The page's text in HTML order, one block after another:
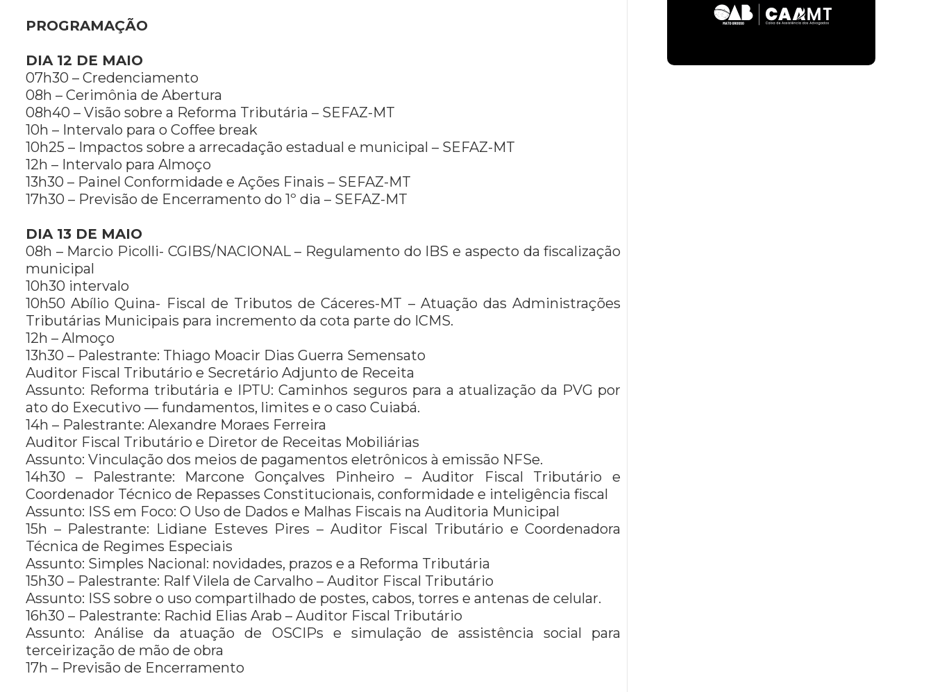
PROGRAMAÇÃO
DIA 12 DE MAIO
07h30 – Credenciamento
08h – Cerimônia de Abertura
08h40 – Visão sobre a Reforma Tributária – SEFAZ-MT
10h – Intervalo para o Coffee break
10h25 – Impactos sobre a arrecadação estadual e municipal – SEFAZ-MT
12h – Intervalo para Almoço
13h30 – Painel Conformidade e Ações Finais – SEFAZ-MT
17h30 – Previsão de Encerramento do 1º dia – SEFAZ-MT
DIA 13 DE MAIO
08h – Marcio Picolli- CGIBS/NACIONAL – Regulamento do IBS e aspecto da fiscalização
municipal
10h30 intervalo
10h50 Abílio Quina- Fiscal de Tributos de Cáceres-MT – Atuação das Administrações
Tributárias Municipais para incremento da cota parte do ICMS.
12h – Almoço
13h30 – Palestrante: Thiago Moacir Dias Guerra Semensato
Auditor Fiscal Tributário e Secretário Adjunto de Receita
Assunto: Reforma tributária e IPTU: Caminhos seguros para a atualização da PVG por
ato do Executivo — fundamentos, limites e o caso Cuiabá.
14h – Palestrante: Alexandre Moraes Ferreira
Auditor Fiscal Tributário e Diretor de Receitas Mobiliárias
Assunto: Vinculação dos meios de pagamentos eletrônicos à emissão NFSe.
14h30 – Palestrante: Marcone Gonçalves Pinheiro – Auditor Fiscal Tributário e
Coordenador Técnico de Repasses Constitucionais, conformidade e inteligência fiscal
Assunto: ISS em Foco: O Uso de Dados e Malhas Fiscais na Auditoria Municipal
15h – Palestrante: Lidiane Esteves Pires – Auditor Fiscal Tributário e Coordenadora
Técnica de Regimes Especiais
Assunto: Simples Nacional: novidades, prazos e a Reforma Tributária
15h30 – Palestrante: Ralf Vilela de Carvalho – Auditor Fiscal Tributário
Assunto: ISS sobre o uso compartilhado de postes, cabos, torres e antenas de celular.
16h30 – Palestrante: Rachid Elias Arab – Auditor Fiscal Tributário
Assunto: Análise da atuação de OSCIPs e simulação de assistência social para
terceirização de mão de obra
17h – Previsão de Encerramento